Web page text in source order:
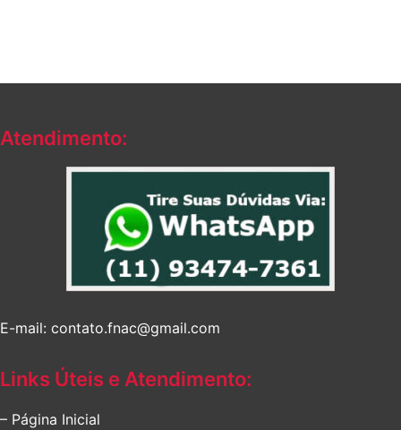
Atendimento:
E-mail: contato.fnac@gmail.com
Links Úteis e Atendimento:
– Página Inicial